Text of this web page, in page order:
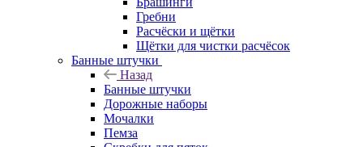
Гребни
Расчёски и щётки
Щётки для чистки расчёсок
Банные штучки
Назад
Банные штучки
Дорожные наборы
Мочалки
Пемза